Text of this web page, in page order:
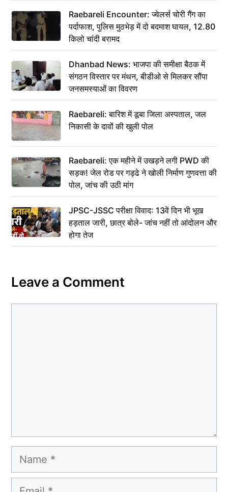
Raebareli Encounter: ज्वेलर्स चोरी गैंग का
पर्दाफाश, पुलिस मुठभेड़ में दो बदमाश घायल, 12.80
किलो चांदी बरामद
Dhanbad News: भाजपा की समीक्षा बैठक में
संगठन विस्तार पर मंथन, बीडीओ से मिलकर सौंपा
जनसमस्याओं का विवरण
Raebareli: बारिश में डूबा जिला अस्पताल, जल
निकासी के दावों की खुली पोल
Raebareli: एक महीने में उखड़ने लगी PWD की
सड़क! जेल रोड पर गड्ढे ने खोली निर्माण गुणवत्ता की
पोल, जांच की उठी मांग
JPSC-JSSC परीक्षा विवाद: 13वें दिन भी भूख
हड़ताल जारी, छात्र बोले- जांच नहीं तो आंदोलन और
होगा तेज
Leave a Comment
Name
Email